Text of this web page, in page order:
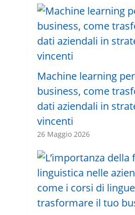
Machine learning
business, come
dati aziendali in
vincenti
26 Maggio 2026